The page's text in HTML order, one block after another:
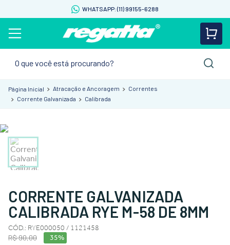
WHATSAPP: (11) 99155-6288
Atracação e Ancoragem
Correntes
Corrente Galvanizada
Calibrada
CORRENTE GALVANIZADA
CALIBRADA RYE M-58 DE 8MM
CÓD.: RYE000050 / 1121458
R$90,00 35%